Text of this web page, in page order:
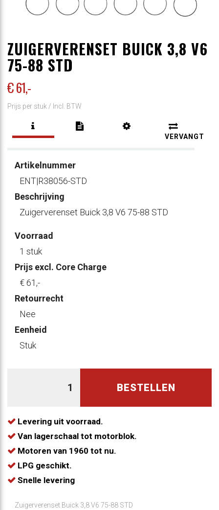
ZUIGERVERENSET BUICK 3,8 V6
75-88 STD
€ 61,-
Prijs per stuk / Incl. BTW
VERVANGT
Artikelnummer
ENT|R38056-STD
Beschrijving
Zuigerverenset Buick 3,8 V6 75-88 STD
Voorraad
1 stuk
Prijs excl. Core Charge
€ 61,-
Retourrecht
Nee
Eenheid
Stuk
BESTELLEN
Levering uit voorraad.
Van lagerschaal tot motorblok.
Motoren van 1960 tot nu.
LPG geschikt.
Snelle levering
Zuigerverenset Buick 3,8 V6 75-88 STD